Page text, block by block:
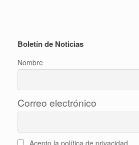
Boletín de Noticias
Nombre
Correo electrónico
Acepto la política de privacidad